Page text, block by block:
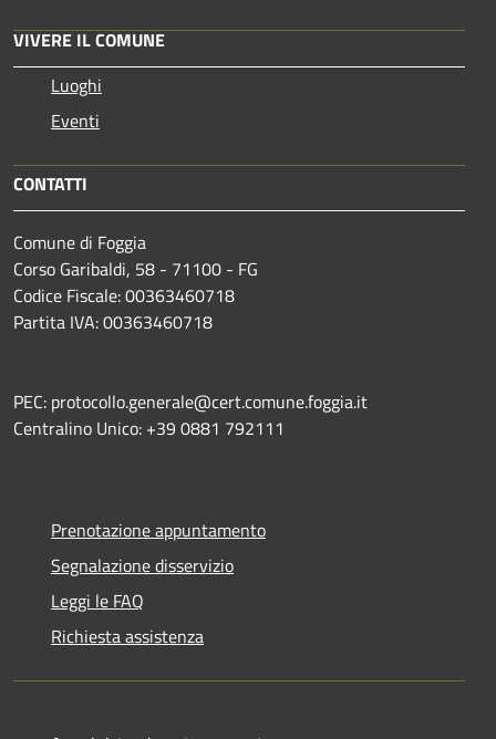
VIVERE IL COMUNE
Luoghi
Eventi
CONTATTI
Comune di Foggia
Corso Garibaldi, 58 - 71100 - FG
Codice Fiscale: 00363460718
Partita IVA: 00363460718
PEC: protocollo.generale@cert.comune.foggia.it
Centralino Unico: +39 0881 792111
Prenotazione appuntamento
Segnalazione disservizio
Leggi le FAQ
Richiesta assistenza